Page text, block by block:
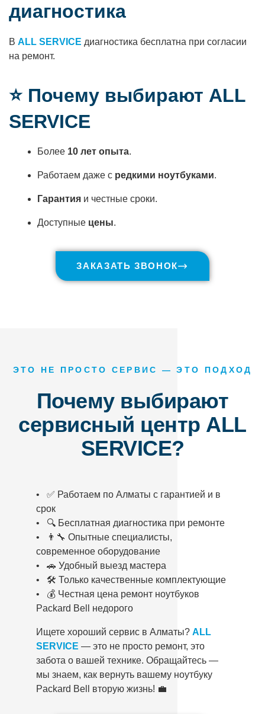
диагностика
В ALL SERVICE диагностика бесплатна при согласии
на ремонт.
⭐ Почему выбирают ALL
SERVICE
Более 10 лет опыта.
Работаем даже с редкими ноутбуками.
Гарантия и честные сроки.
Доступные цены.
ЗАКАЗАТЬ ЗВОНОК
ЭТО НЕ ПРОСТО СЕРВИС — ЭТО ПОДХОД
Почему выбирают
сервисный центр ALL
SERVICE?
• ✅ Работаем по Алматы с гарантией и в
срок
• 🔍 Бесплатная диагностика при ремонте
• 👨‍🔧 Опытные специалисты,
современное оборудование
• 🚗 Удобный выезд мастера
• 🛠️ Только качественные комплектующие
• 💰 Честная цена ремонт ноутбуков
Packard Bell недорого
Ищете хороший сервис в Алматы? ALL
SERVICE — это не просто ремонт, это
забота о вашей технике. Обращайтесь —
мы знаем, как вернуть вашему ноутбуку
Packard Bell вторую жизнь! 💼